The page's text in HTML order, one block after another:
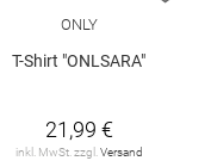
ONLY
T-Shirt "ONLSARA"
21,99 €
inkl. MwSt. zzgl. Versand